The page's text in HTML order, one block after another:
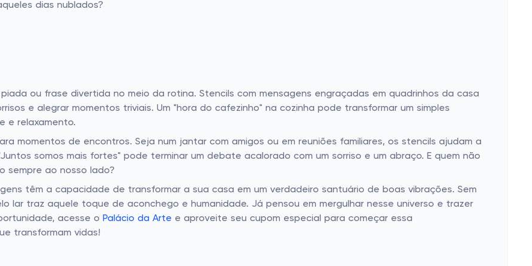
dias nublados?
ou frase divertida no meio da rotina. Stencils com mensagens engraçadas em quadrinhos da casa
e alegrar momentos triviais. Um "hora do cafezinho" na cozinha pode transformar um simples
e relaxamento.
momentos de encontros. Seja num jantar com amigos ou em reuniões familiares, os stencils ajudam a
somos mais fortes" pode terminar um debate acalorado com um sorriso e um abraço. E quem não
sempre ao nosso lado?
têm a capacidade de transformar a sua casa em um verdadeiro santuário de boas vibrações. Sem
lar traz aquele toque de aconchego e humanidade. Já pensou em mergulhar nesse universo e trazer
acesse o Palácio da Arte e aproveite seu cupom especial para começar essa
transformam vidas!